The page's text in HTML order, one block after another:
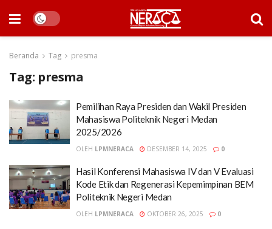
Beranda Tag presma
Tag: presma
Pemilihan Raya Presiden dan Wakil Presiden
Mahasiswa Politeknik Negeri Medan
2025/2026
OLEH LPMNERACA DESEMBER 14, 2025 0
Hasil Konferensi Mahasiswa IV dan V Evaluasi
Kode Etik dan Regenerasi Kepemimpinan BEM
Politeknik Negeri Medan
OLEH LPMNERACA OKTOBER 26, 2025 0